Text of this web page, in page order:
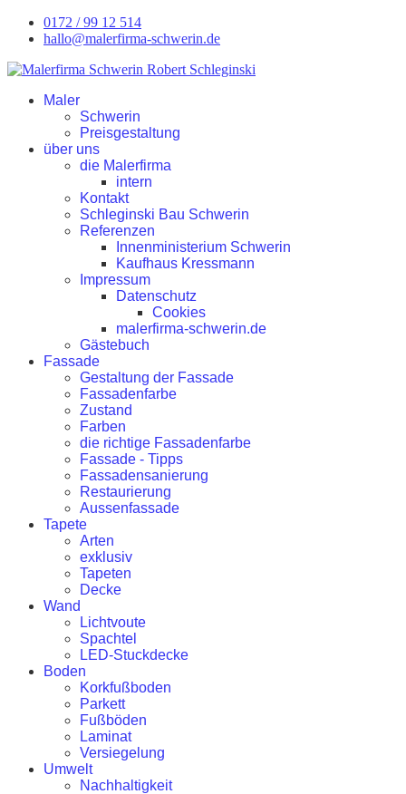
0172 / 99 12 514
hallo@malerfirma-schwerin.de
Maler
Schwerin
Preisgestaltung
über uns
die Malerfirma
intern
Kontakt
Schleginski Bau Schwerin
Referenzen
Innenministerium Schwerin
Kaufhaus Kressmann
Impressum
Datenschutz
Cookies
malerfirma-schwerin.de
Gästebuch
Fassade
Gestaltung der Fassade
Fassadenfarbe
Zustand
Farben
die richtige Fassadenfarbe
Fassade - Tipps
Fassadensanierung
Restaurierung
Aussenfassade
Tapete
Arten
exklusiv
Tapeten
Decke
Wand
Lichtvoute
Spachtel
LED-Stuckdecke
Boden
Korkfußboden
Parkett
Fußböden
Laminat
Versiegelung
Umwelt
Nachhaltigkeit